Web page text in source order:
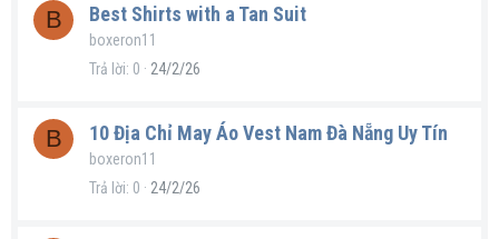
B Best Shirts with a Tan Suit
boxeron11
Trả lời 0 24/2/26
B 10 Địa Chỉ May Áo Vest Nam Đà Nẵng Uy Tín
boxeron11
Trả lời 0 24/2/26